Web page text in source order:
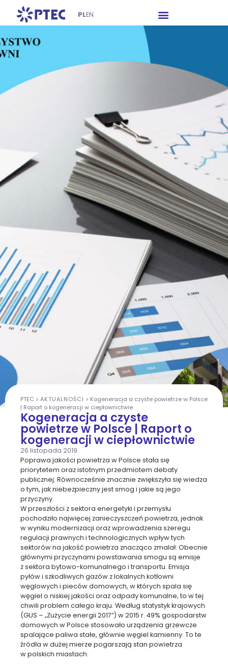
PLEN
PTEC > AKTUALNOŚCI > Kogeneracja a czyste powietrze w Polsce
| Raport o kogeneracji w ciepłownictwie
Kogeneracja a czyste
powietrze w Polsce | Raport o
kogeneracji w ciepłownictwie
26 listopada 2019
Poprawa jakości powietrza w Polsce stała się
priorytetem oraz istotnym przedmiotem debaty
publicznej. Równocześnie znacznie zwiększyła się wiedza
o tym, jak niebezpieczny jest smog i jakie są jego
przyczyny.
W przeszłości z sektora energetyki i przemysłu
pochodziło najwięcej zanieczyszczeń powietrza, jednak
w wyniku modernizacji oraz wprowadzenia szeregu
regulacji prawnych i technologicznych wpływ tych
sektorów na jakość powietrza znacząco zmalał. Obecnie
głównymi przyczynami powstawania smogu są emisje
z sektora bytowo-komunalnego i transportu. Emisja
pyłów i szkodliwych gazów z lokalnych kotłowni
węglowych i pieców domowych, w których spala się
węgiel o niskiej jakości oraz odpady komunalne, to w tej
chwili problem całego kraju. Według statystyk krajowych
(GUS – „Zużycie energii 2017”) w 2015 r. 49% gospodarstw
domowych w Polsce stosowało urządzenia grzewcze
spalające paliwa stałe, głównie węgiel kamienny. To te
źródła w dużej mierze pogarszają stan powietrza
w polskich miastach.